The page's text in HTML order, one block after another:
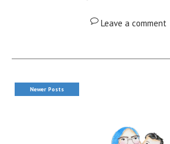
Leave a comment
Newer Posts